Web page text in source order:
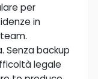
per
in
backup
legale